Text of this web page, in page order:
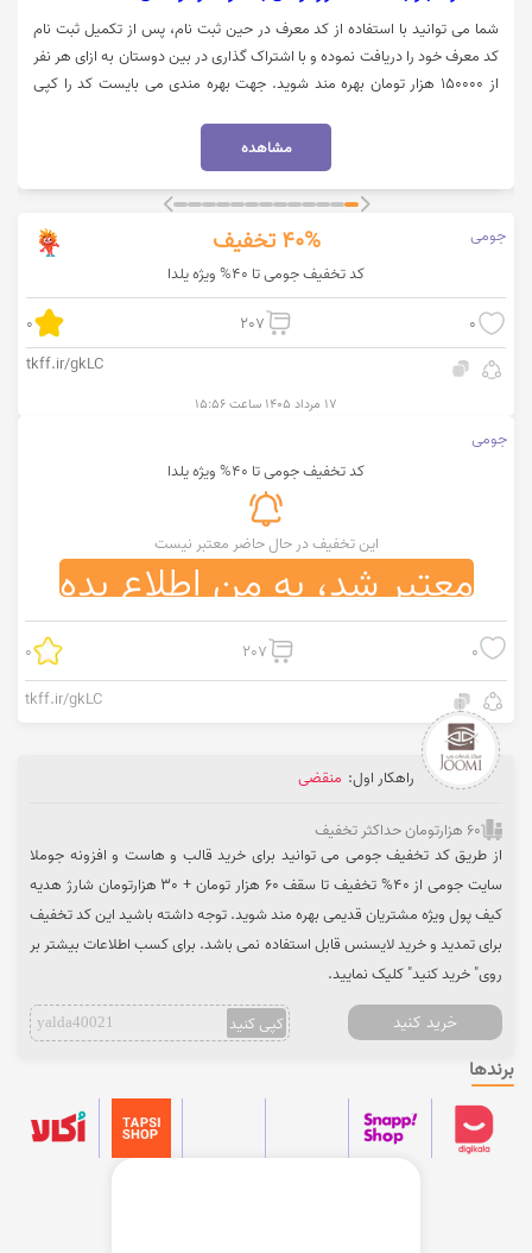
شما می توانید با استفاده از کد معرف در حین ثبت نام، پس از تکمیل ثبت نام
کد معرف خود را دریافت نموده و با اشتراک گذاری در بین دوستان به ازای هر نفر
از 150000 هزار تومان بهره مند شوید. جهت بهره مندی می بایست کد را کپی
مشاهده
جومی 40% تخفیف
کد تخفیف جومی تا 40% ویژه یلدا
0
207
0
tkff.ir/gkLC
۱۷ مرداد ۱۴۰۵ ساعت ۱۵:۵۶
جومی
کد تخفیف جومی تا 40% ویژه یلدا
این تخفیف در حال حاضر معتبر نیست
معتبر شد، به من اطلاع بده
0
207
0
tkff.ir/gkLC
راهکار اول: منقضی
60 هزارتومان حداکثر تخفیف
از طریق کد تخفیف جومی می توانید برای خرید قالب و هاست و افزونه جوملا
سایت جومی از 40% تخفیف تا سقف 60 هزار تومان + 30 هزارتومان شارژ هدیه
کیف پول ویژه مشتریان قدیمی بهره مند شوید. توجه داشته باشید این کد تخفیف
برای تمدید و خرید لایسنس قابل استفاده نمی باشد. برای کسب اطلاعات بیشتر بر
روی" خرید کنید" کلیک نمایید.
خرید کنید کپی کنید yalda40021
برندها